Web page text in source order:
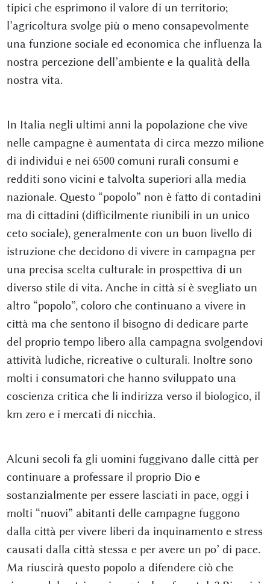
tipici che esprimono il valore di un territorio;
l’agricoltura svolge più o meno consapevolmente
una funzione sociale ed economica che influenza la
nostra percezione dell’ambiente e la qualità della
nostra vita.
In Italia negli ultimi anni la popolazione che vive
nelle campagne è aumentata di circa mezzo milione
di individui e nei 6500 comuni rurali consumi e
redditi sono vicini e talvolta superiori alla media
nazionale. Questo “popolo” non è fatto di contadini
ma di cittadini (difficilmente riunibili in un unico
ceto sociale), generalmente con un buon livello di
istruzione che decidono di vivere in campagna per
una precisa scelta culturale in prospettiva di un
diverso stile di vita. Anche in città si è svegliato un
altro “popolo”, coloro che continuano a vivere in
città ma che sentono il bisogno di dedicare parte
del proprio tempo libero alla campagna svolgendovi
attività ludiche, ricreative o culturali. Inoltre sono
molti i consumatori che hanno sviluppato una
coscienza critica che li indirizza verso il biologico, il
km zero e i mercati di nicchia.
Alcuni secoli fa gli uomini fuggivano dalle città per
continuare a professare il proprio Dio e
sostanzialmente per essere lasciati in pace, oggi i
molti “nuovi” abitanti delle campagne fuggono
dalla città per vivere liberi da inquinamento e stress
causati dalla città stessa e per avere un po’ di pace.
Ma riuscirà questo popolo a difendere ciò che